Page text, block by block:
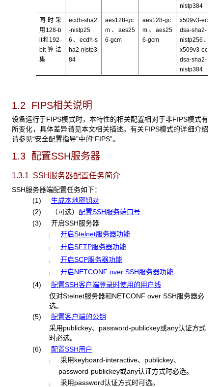
nistp384
同时采
用128-b
it和192-
bit算法
集
ecdh-sha2
-nistp25
6 、 ecdh-s
ha2-nistp3
84
aes128-gc
m 、 aes25
6-gcm
aes128-gc
m 、 aes25
6-gcm
x509v3-ec
dsa-sha2-
nistp256、
x509v3-ec
dsa-sha2-
nistp384
1.2 FIPS相关说明
设备运行于FIPS模式时，本特性的相关配置相对于非FIPS模式有
所变化，具体差异请见本文相关描述。有关FIPS模式的详细介绍
请参见“安全配置指导”中的“FIPS”。
1.3 配置SSH服务器
1.3.1 SSH 服务器配置任务简介
SSH服务器端配置任务如下：
(1)
生成本地密钥对
(2)
（可选） 配置SSH服务端口号
(3) 开启SSH服务器
¡ 开启Stelnet服务器功能
¡ 开启SFTP服务器功能
¡ 开启SCP服务器功能
¡
开启NETCONF over SSH服务器功能
(4)
配置SSH客户端登录时使用的用户线
仅对Stelnet服务器和NETCONF over SSH服务器必
选。
(5)
配置客户端的公钥
采用publickey、password-publickey或any认证方式
时必选。
(6)
配置SSH用户
¡
采用keyboard-interactive、publickey、
password-publickey或any认证方式时必选。
¡
采用password认证方式时可选。